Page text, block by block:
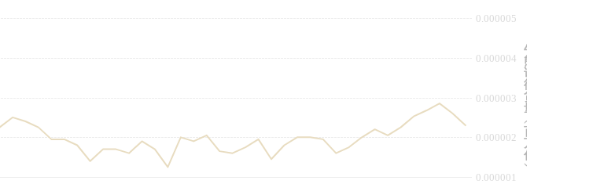
0.000001
0.000002
0.000003
0.000004
0.000005
牛
熊
证
街
货
量
︵
百
万
份
︶